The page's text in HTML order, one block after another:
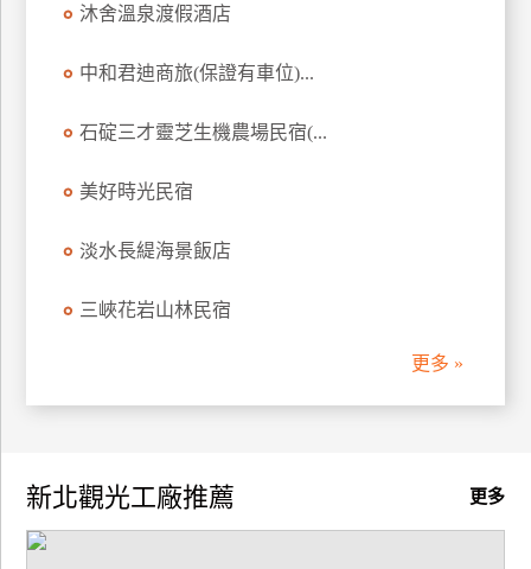
飯
作
沐舍溫泉渡假酒店
中和君迪商旅(保證有車位)...
石碇三才靈芝生機農場民宿(...
美好時光民宿
淡水長緹海景飯店
三峽花岩山林民宿
更多 »
更多
新北觀光工廠推薦